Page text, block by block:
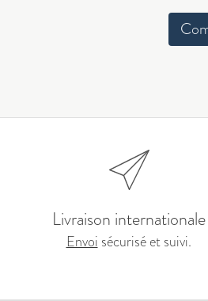
Livraison internationale
Envoi sécurisé et suivi.